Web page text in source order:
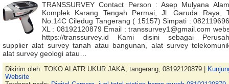
TRANSSURVEY Contact Person : Asep Mulyana
Komplek Karang Tengah Permai, Jl. Garuda Raya,
No.14C Ciledug Tangerang ( 15157) Simpati :
XL : 08192120879 Email : transsurvey1@gmail.com
https://transsurvey.id Kami disini sebagai
supplier alat survey tanah atau bangunan, alat survey
alat survey geologi atau…
Dikirim oleh: TOKO ALATR UKUR JAKA, tangerang, 08192120879 |
Website